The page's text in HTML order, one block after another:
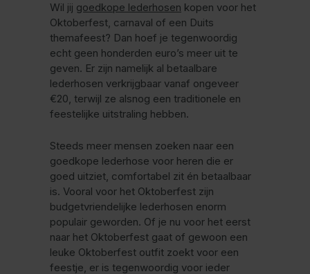
Wil jij goedkope lederhosen kopen voor het
Oktoberfest, carnaval of een Duits
themafeest? Dan hoef je tegenwoordig
echt geen honderden euro’s meer uit te
geven. Er zijn namelijk al betaalbare
lederhosen verkrijgbaar vanaf ongeveer
€20, terwijl ze alsnog een traditionele en
feestelijke uitstraling hebben.
Steeds meer mensen zoeken naar een
goedkope lederhose voor heren die er
goed uitziet, comfortabel zit én betaalbaar
is. Vooral voor het Oktoberfest zijn
budgetvriendelijke lederhosen enorm
populair geworden. Of je nu voor het eerst
naar het Oktoberfest gaat of gewoon een
leuke Oktoberfest outfit zoekt voor een
feestje, er is tegenwoordig voor ieder